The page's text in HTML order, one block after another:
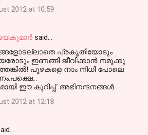
2012 at 10:59
said…
പ്രകൃതിയോടും
ഇണങ്ങി ജീവിക്കാൻ നമുക്കു
പുഴകളെ നാം നിധി പോലെ
ഈ കുറിപ്പ്‌. അഭിനന്ദനങ്ങൾ.
2012 at 12:18